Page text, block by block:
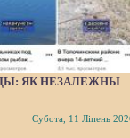
ЯК НЕЗАЛЕЖНЫ
Субота, 11 Ліпень